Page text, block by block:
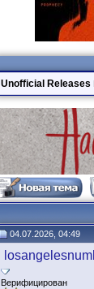
Unofficial Releases
04.07.2026, 04:49
Верифицирован